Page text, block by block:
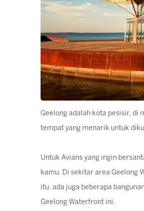
Geelong adalah kota pesisir, di
tempat yang menarik untuk
Untuk Avians yang ingin
kamu. Di sekitar area Geelong
itu, ada juga beberapa
Geelong Waterfront ini.